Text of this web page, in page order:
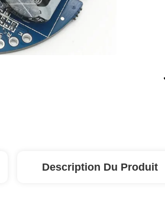
Description Du Produit